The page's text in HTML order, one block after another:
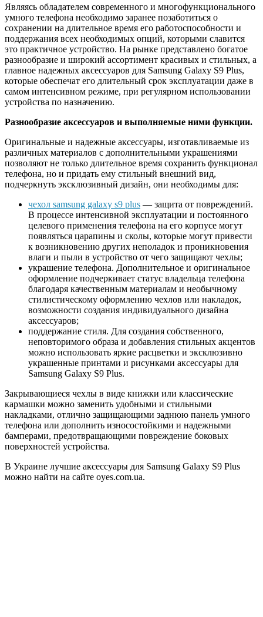
Являясь обладателем современного и многофункционального
умного телефона необходимо заранее позаботиться о
сохранении на длительное время его работоспособности и
поддержания всех необходимых опций, которыми славится
это практичное устройство. На рынке представлено богатое
разнообразие и широкий ассортимент красивых и стильных, а
главное надежных аксессуаров для Samsung Galaxy S9 Plus,
которые обеспечат его длительный срок эксплуатации даже в
самом интенсивном режиме, при регулярном использовании
устройства по назначению.
Разнообразие аксессуаров и выполняемые ними функции.
Оригинальные и надежные аксессуары, изготавливаемые из
различных материалов с дополнительными украшениями
позволяют не только длительное время сохранить функционал
телефона, но и придать ему стильный внешний вид,
подчеркнуть эксклюзивный дизайн, они необходимы для:
чехол samsung galaxy s9 plus — защита от повреждений.
В процессе интенсивной эксплуатации и постоянного
целевого применения телефона на его корпусе могут
появляться царапины и сколы, которые могут привести
к возникновению других неполадок и проникновения
влаги и пыли в устройство от чего защищают чехлы;
украшение телефона. Дополнительное и оригинальное
оформление подчеркивает статус владельца телефона
благодаря качественным материалам и необычному
стилистическому оформлению чехлов или накладок,
возможности создания индивидуального дизайна
аксессуаров;
поддержание стиля. Для создания собственного,
неповторимого образа и добавления стильных акцентов
можно использовать яркие расцветки и эксклюзивно
украшенные принтами и рисунками аксессуары для
Samsung Galaxy S9 Plus.
Закрывающиеся чехлы в виде книжки или классические
кармашки можно заменить удобными и стильными
накладками, отлично защищающими заднюю панель умного
телефона или дополнить износостойкими и надежными
бамперами, предотвращающими повреждение боковых
поверхностей устройства.
В Украине лучшие аксессуары для Samsung Galaxy S9 Plus
можно найти на сайте oyes.com.ua.